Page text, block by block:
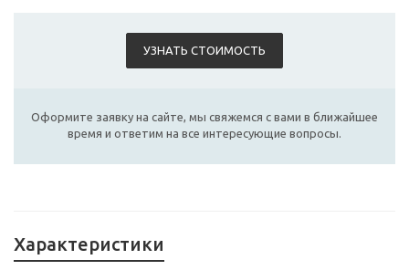
УЗНАТЬ СТОИМОСТЬ
Оформите заявку на сайте, мы свяжемся с вами в ближайшее
время и ответим на все интересующие вопросы.
Характеристики